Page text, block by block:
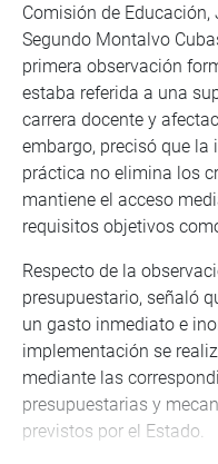
Comisión de
Segundo Montalvo
primera observación
estaba referida a una
carrera docente y
embargo, precisó que la
práctica no elimina los
mantiene el acceso
requisitos objetivos
Respecto de la
presupuestario, señaló
un gasto inmediato e
implementación se
mediante las
presupuestarias y
previstos por el Estado.